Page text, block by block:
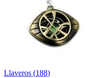
Llaveros (188)